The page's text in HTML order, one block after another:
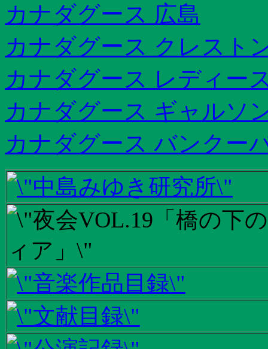
カナダグース 広島
カナダグース クレスト
カナダグース レディー
カナダグース ギャルソ
カナダグース バンクー